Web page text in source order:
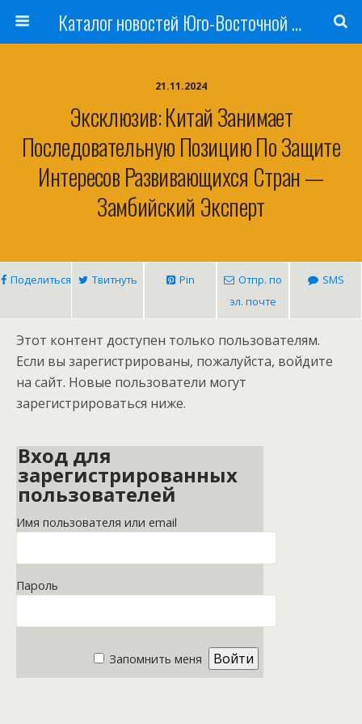
Каталог новостей Юго-Восточной Азии, Австралии и Океании
21.11.2024
Эксклюзив: Китай Занимает
Последовательную Позицию По Защите
Интересов Развивающихся Стран —
Замбийский Эксперт
Поделиться Твитнуть Pin
Отпр. по
эл. почте
SMS
Этот контент доступен только пользователям.
Если вы зарегистрированы, пожалуйста, войдите
на сайт. Новые пользователи могут
зарегистрироваться ниже.
Вход для
зарегистрированных
пользователей
Имя пользователя или email
Пароль
Запомнить меня